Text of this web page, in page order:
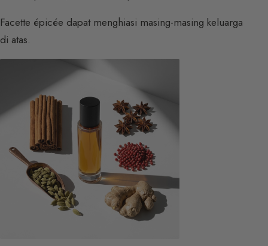
Facette épicée dapat menghiasi masing-masing keluarga
di atas.